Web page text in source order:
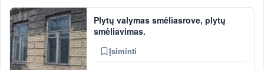
Plytų valymas smėliasrove, plytų
smėliavimas.
Įsiminti